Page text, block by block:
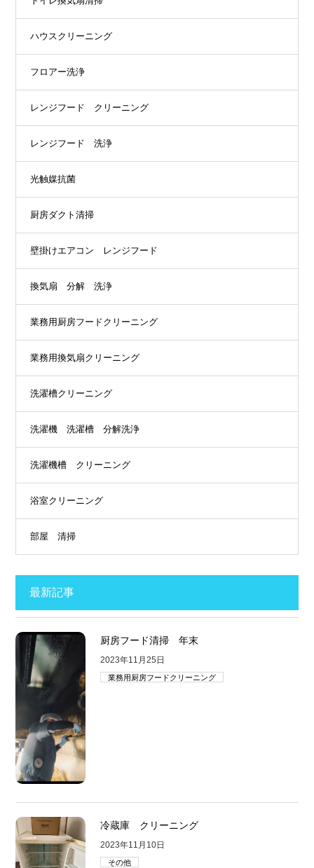
ハウスクリーニング
フロアー洗浄
レンジフード クリーニング
レンジフード 洗浄
光触媒抗菌
厨房ダクト清掃
壁掛けエアコン レンジフード
換気扇 分解 洗浄
業務用厨房フードクリーニング
業務用換気扇クリーニング
洗濯槽クリーニング
洗濯機 洗濯槽 分解洗浄
洗濯機槽 クリーニング
浴室クリーニング
部屋 清掃
最新記事
厨房フード清掃 年末
2023年11月25日
業務用厨房フードクリーニング
冷蔵庫 クリーニング
2023年11月10日
その他